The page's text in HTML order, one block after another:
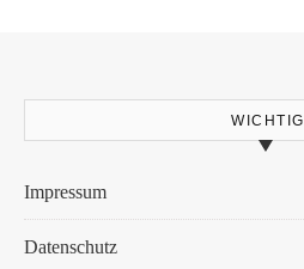
WICHTIG
Impressum
Datenschutz